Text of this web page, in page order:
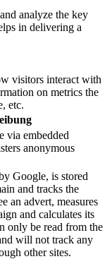
analyze the key
in delivering a
visitors interact with
on metrics the
etc.
via embedded
anonymous
Google, is stored
and tracks the
an advert, measures
and calculates its
only be read from the
will not track any
other sites.